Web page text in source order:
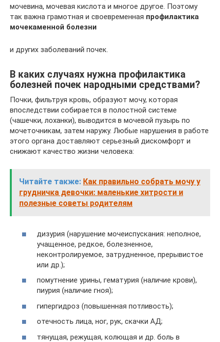
мочевина, мочевая кислота и многое другое. Поэтому
так важна грамотная и своевременная профилактика
мочекаменной болезни
и других заболеваний почек.
В каких случаях нужна профилактика
болезней почек народными средствами?
Почки, фильтруя кровь, образуют мочу, которая
впоследствии собирается в полостной системе
(чашечки, лоханки), выводится в мочевой пузырь по
мочеточникам, затем наружу. Любые нарушения в работе
этого органа доставляют серьезный дискомфорт и
снижают качество жизни человека:
Читайте также: Как правильно собрать мочу у
грудничка девочки: маленькие хитрости и
полезные советы родителям
дизурия (нарушение мочеиспускания: неполное,
учащенное, редкое, болезненное,
неконтролируемое, затрудненное, прерывистое
или др.);
помутнение урины, гематурия (наличие крови),
пиурия (наличие гноя);
гипергидроз (повышенная потливость);
отечность лица, ног, рук, скачки АД;
тянущая, режущая, колющая и др. боль в